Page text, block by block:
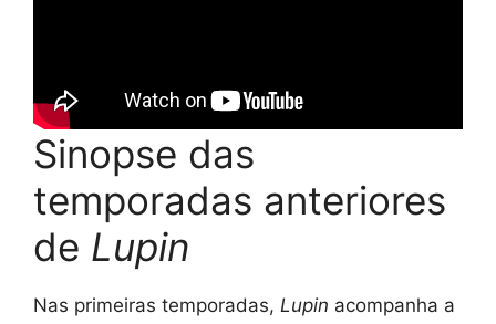
Sinopse das
temporadas anteriores
de Lupin
Nas primeiras temporadas, Lupin acompanha a